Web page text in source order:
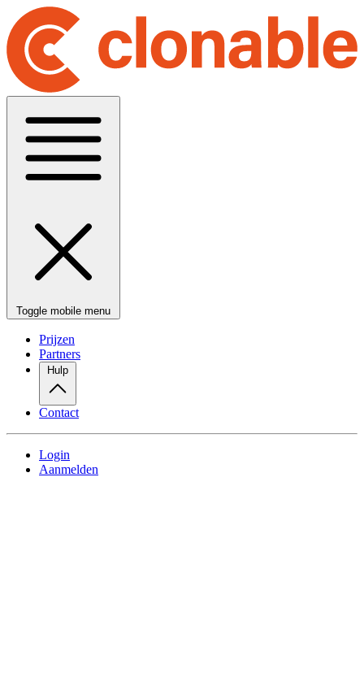
Toggle mobile menu
Prijzen
Partners
Hulp
Contact
Login
Aanmelden